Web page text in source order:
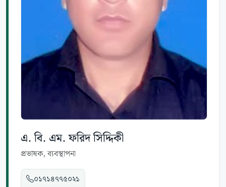
এ. বি. এম. ফরিদ সিদ্দিকী
প্রভাষক, ব্যবস্থাপনা
০১৭১৪৭৭৫০২১